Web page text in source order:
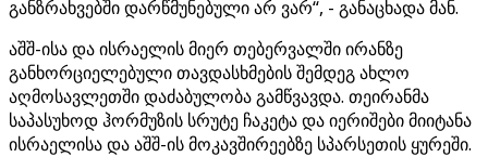
განზრახვებში დარწმუნებული არ ვარ“, - განაცხადა მან.
აშშ-ისა და ისრაელის მიერ თებერვალში ირანზე
განხორციელებული თავდასხმების შემდეგ ახლო
აღმოსავლეთში დაძაბულობა გამწვავდა. თეირანმა
საპასუხოდ ჰორმუზის სრუტე ჩაკეტა და იერიშები მიიტანა
ისრაელისა და აშშ-ის მოკავშირეებზე სპარსეთის ყურეში.